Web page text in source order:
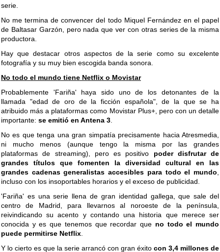
serie.
No me termina de convencer del todo Miquel Fernández en el papel
de Baltasar Garzón, pero nada que ver con otras series de la misma
productora.
Hay que destacar otros aspectos de la serie como su excelente
fotografía y su muy bien escogida banda sonora.
No todo el mundo tiene Netflix o Movistar
Probablemente 'Fariña' haya sido uno de los detonantes de la
llamada "edad de oro de la ficción española", de la que se ha
atribuido más a plataformas como Movistar Plus+, pero con un detalle
importante: se emitió en Antena 3
No es que tenga una gran simpatía precisamente hacia Atresmedia,
ni mucho menos (aunque tengo la misma por las grandes
plataformas de streaming), pero es positivo poder disfrutar de
grandes títulos que fomenten la diversidad cultural en las
grandes cadenas generalistas accesibles para todo el mundo
incluso con los insoportables horarios y el exceso de publicidad.
'Fariña' es una serie llena de gran identidad gallega, que sale del
centro de Madrid, para llevarnos al noroeste de la península,
reivindicando su acento y contando una historia que merece ser
conocida y es que tenemos que recordar que no todo el mundo
puede permitirse Netflix
Y lo cierto es que la serie arrancó con gran éxito con 3,4 millones de